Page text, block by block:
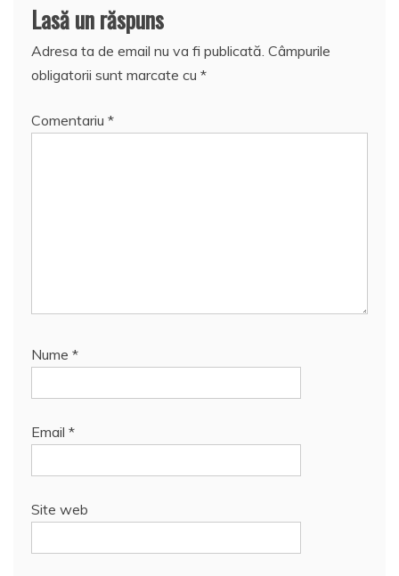
Lasă un răspuns
Adresa ta de email nu va fi publicată. Câmpurile
obligatorii sunt marcate cu *
Comentariu *
Nume *
Email *
Site web